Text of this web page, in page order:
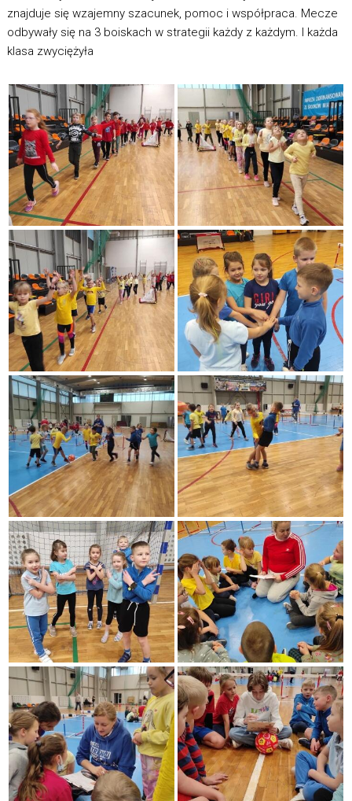
znajduje się wzajemny szacunek, pomoc i współpraca. Mecze
odbywały się na 3 boiskach w strategii każdy z każdym. I każda
klasa zwyciężyła